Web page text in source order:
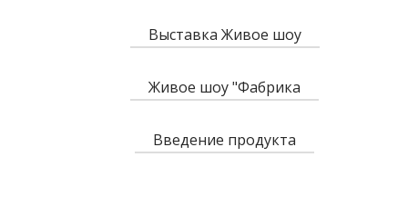
Выставка Живое шоу
Живое шоу "Фабрика
Введение продукта